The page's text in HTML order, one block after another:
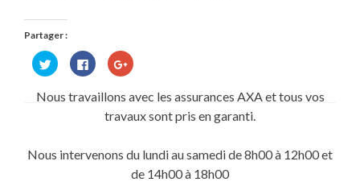
Partager :
Cliquez
pour
partager
Twitter(ouvre
Cliquez
pour
partager
sur
Facebook(ouvre
dans
une
Cliquez
pour
Google+
dans
fenêtre)
Nous travaillons avec les assurances AXA et tous vos
travaux sont pris en garanti.
Nous intervenons du lundi au samedi de 8h00 à 12h00 et
de 14h00 à 18h00